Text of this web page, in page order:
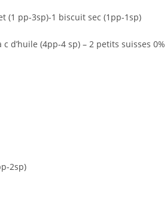
(1 pp-3sp)-1 biscuit sec (1pp-1sp)
d’huile (4pp-4 sp) – 2 petits suisses 0%
2sp)